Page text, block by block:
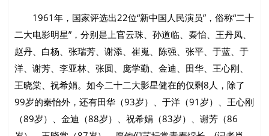
1961年，国家评选出22位“新中国人民演员”，俗称“二十
二大电影明星”，分别是上官云珠、孙道临、秦怡、王丹凤、
赵丹、白杨、张瑞芳、谢添、崔嵬、陈强、张平、于蓝、于
洋、谢芳、李亚林、张圆、庞学勤、金迪、田华、王心刚、
王晓棠、祝希娟。如今二十二大影星健在的仅剩8人，除了
99岁的秦怡外，还有田华（93岁）、于洋（91岁）、王心刚
（89岁）、金迪（88岁）、祝希娟（83岁）、谢芳（86